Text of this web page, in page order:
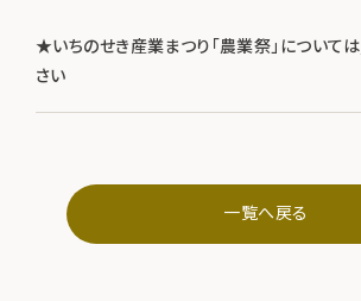
★いちのせき産業まつり「農業祭」については
さい
一覧へ戻る